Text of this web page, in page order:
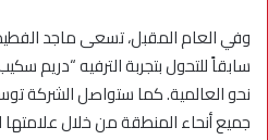
وفي العام المقبل، تسعى ماجد
سابقاً للتحول بتجربة الترفيه “دريم
نحو العالمية. كما ستواصل الشركة
جميع أنحاء المنطقة من خلال